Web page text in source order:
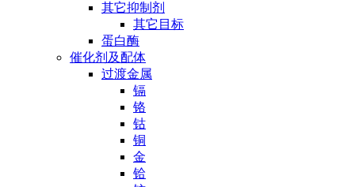
其它抑制剂
其它目标
蛋白酶
催化剂及配体
过渡金属
镉
铬
钴
铜
金
铪